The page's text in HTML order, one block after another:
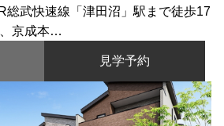
武快速線「津田沼」駅まで徒歩17
京成本…
見学予約